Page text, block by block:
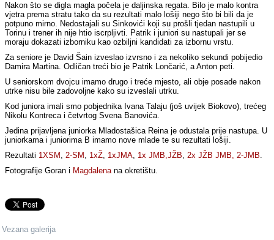
Nakon što se digla magla počela je daljinska regata. Bilo je malo kontra
vjetra prema stratu tako da su rezultati malo lošiji nego što bi bili da je
potpuno mirno. Nedostajali su Sinkovići koji su prošli tjedan nastupili u
Torinu i trener ih nije htio iscrpljivti. Patrik i juniori su nastupali jer se
moraju dokazati izborniku kao ozbiljni kandidati za izbornu vrstu.
Za seniore je David Šain izveslao izvrsno i za nekoliko sekundi pobijedio
Damira Martina. Odličan treći bio je Patrik Lončarić, a Anton peti.
U seniorskom dvojcu imamo drugo i treće mjesto, ali obje posade nakon
utrke nisu bile zadovoljne kako su izveslali utrku.
Kod juniora imali smo pobjednika Ivana Talaju (još uvijek Biokovo), trećeg
Nikolu Kontreca i četvrtog Svena Banovića.
Jedina prijavljena juniorka Mladostašica Reina je odustala prije nastupa. U
juniorkama i juniorima B imamo nove mlade te su rezultati lošiji.
Rezultati 1XSM , 2-SM , 1xŽ, 1xJMA, 1x JMB,JŽB,2x JŽB JMB, 2-JMB.
Fotografije Goran i Magdalenana okretištu.
Vezana galerija